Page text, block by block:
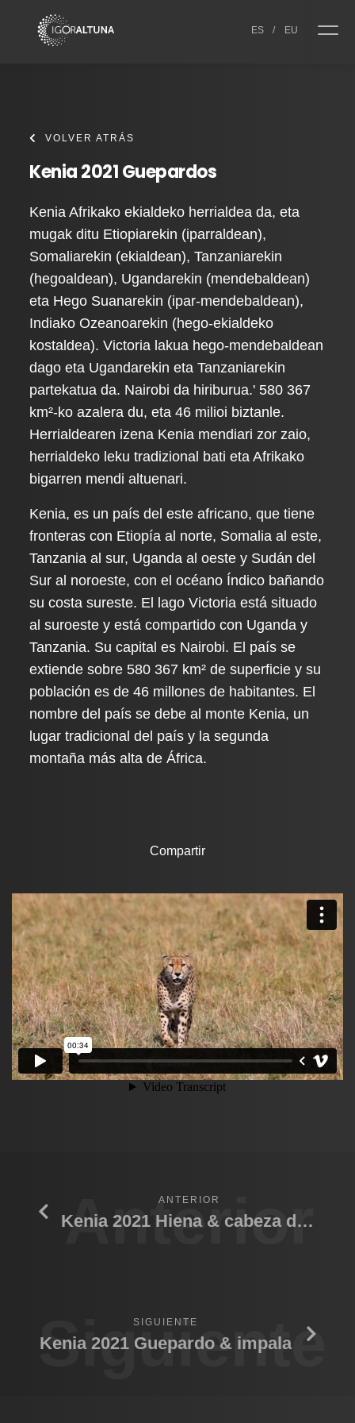
ES / EU
VOLVER ATRÁS
Kenia 2021 Guepardos
Kenia Afrikako ekialdeko herrialdea da, eta
mugak ditu Etiopiarekin (iparraldean),
Somaliarekin (ekialdean), Tanzaniarekin
(hegoaldean), Ugandarekin (mendebaldean)
eta Hego Suanarekin (ipar-mendebaldean),
Indiako Ozeanoarekin (hego-ekialdeko
kostaldea). Victoria lakua hego-mendebaldean
dago eta Ugandarekin eta Tanzaniarekin
partekatua da. Nairobi da hiriburua.' 580 367
km²-ko azalera du, eta 46 milioi biztanle.
Herrialdearen izena Kenia mendiari zor zaio,
herrialdeko leku tradizional bati eta Afrikako
bigarren mendi altuenari.
Kenia, es un país del este africano, que tiene
fronteras con Etiopía al norte, Somalia al este,
Tanzania al sur, Uganda al oeste y Sudán del
Sur al noroeste, con el océano Índico bañando
su costa sureste. El lago Victoria está situado
al suroeste y está compartido con Uganda y
Tanzania. Su capital es Nairobi. El país se
extiende sobre 580 367 km² de superficie y su
población es de 46 millones de habitantes. El
nombre del país se debe al monte Kenia, un
lugar tradicional del país y la segunda
montaña más alta de África.
Compartir
Anterior
ANTERIOR
Kenia 2021 Hiena & cabeza de Ñu
Siguiente
SIGUIENTE
Kenia 2021 Guepardo & impala